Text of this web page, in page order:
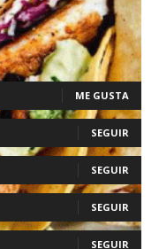
ME GUSTA
SEGUIR
SEGUIR
SEGUIR
SEGUIR